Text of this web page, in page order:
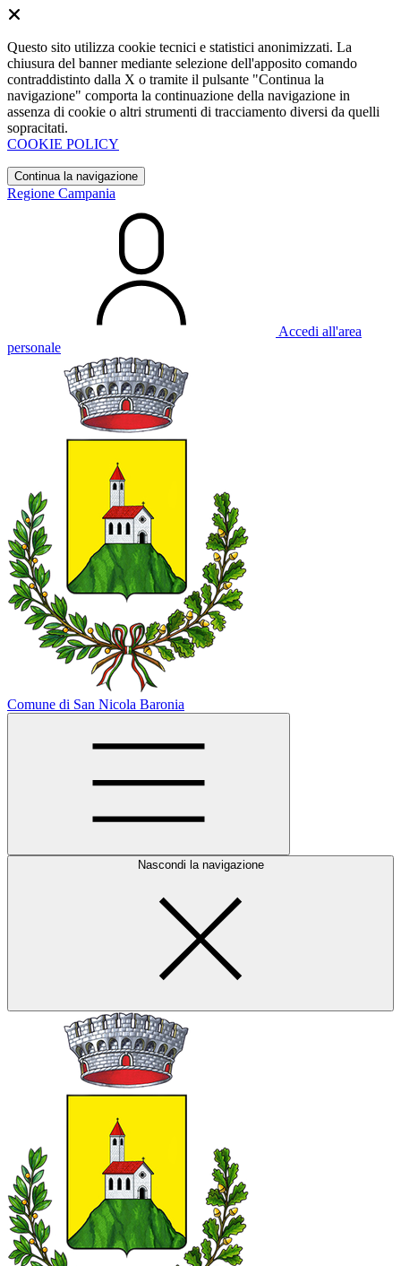
Questo sito utilizza cookie tecnici e statistici anonimizzati. La
chiusura del banner mediante selezione dell'apposito comando
contraddistinto dalla X o tramite il pulsante "Continua la
navigazione" comporta la continuazione della navigazione in
assenza di cookie o altri strumenti di tracciamento diversi da quelli
sopracitati.
COOKIE POLICY
Continua la navigazione
Regione Campania
Accedi all'area
personale
Comune di San Nicola Baronia
Nascondi la navigazione